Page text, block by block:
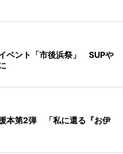
ベント「市後浜祭」 SUPや
本第2弾 「私に還る『お伊